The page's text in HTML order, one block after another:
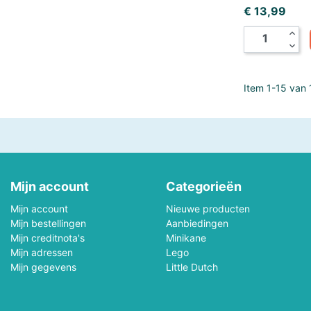
Mellipou
Minecraft
MotorMax Mr.Playwood
Natural Games Nerf
Noch Norev
Orange Toys Otter House Puzzels
PanTasy
Prijs
€ 13,99
expand_less
expand_more
Item 1-15 van
Mijn account
Mijn account
Mijn bestellingen
Mijn creditnota's
Mijn adressen
Mijn gegevens
Categorieën
Nieuwe producten
Aanbiedingen
Minikane
Lego
Little Dutch